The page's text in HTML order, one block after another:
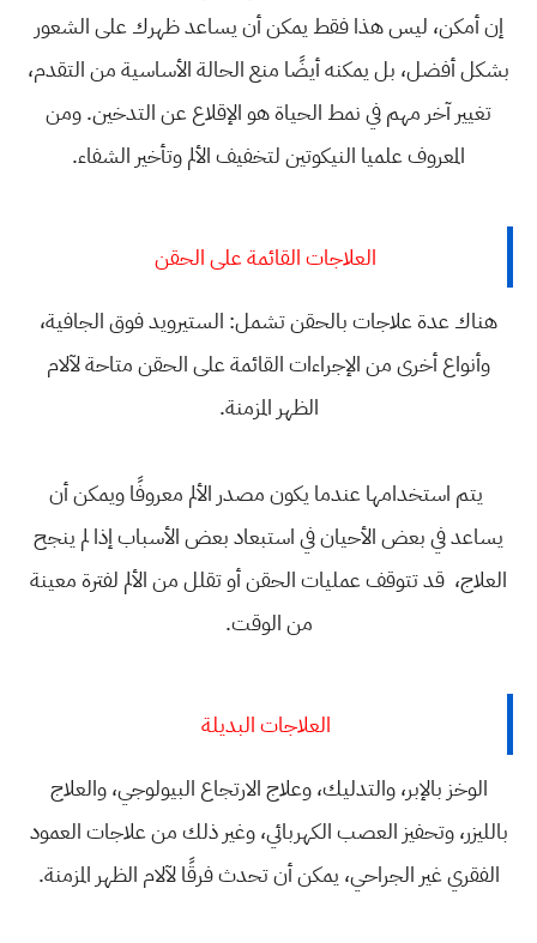
إن أمكن، ليس هذا فقط يمكن أن يساعد ظهرك على الشعور
بشكل أفضل، بل يمكنه أيضًا منع الحالة الأساسية من التقدم،
تغيير آخر مهم في نمط الحياة هو الإقلاع عن التدخين. ومن
المعروف علميا النيكوتين لتخفيف الألم وتأخير الشفاء.
العلاجات القائمة على الحقن
هناك عدة علاجات بالحقن تشمل: الستيرويد فوق الجافية،
وأنواع أخرى من الإجراءات القائمة على الحقن متاحة لآلام
الظهر المزمنة.
يتم استخدامها عندما يكون مصدر الألم معروفًا ويمكن أن
يساعد في بعض الأحيان في استبعاد بعض الأسباب إذا لم ينجح
العلاج، قد تتوقف عمليات الحقن أو تقلل من الألم لفترة معينة
من الوقت.
العلاجات البديلة
الوخز بالإبر، والتدليك، وعلاج الارتجاع البيولوجي، والعلاج
بالليزر، وتحفيز العصب الكهربائي، وغير ذلك من علاجات العمود
الفقري غير الجراحي، يمكن أن تحدث فرقًا لآلام الظهر المزمنة.